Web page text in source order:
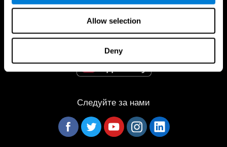
Allow selection
Deny
Следуйте за нами